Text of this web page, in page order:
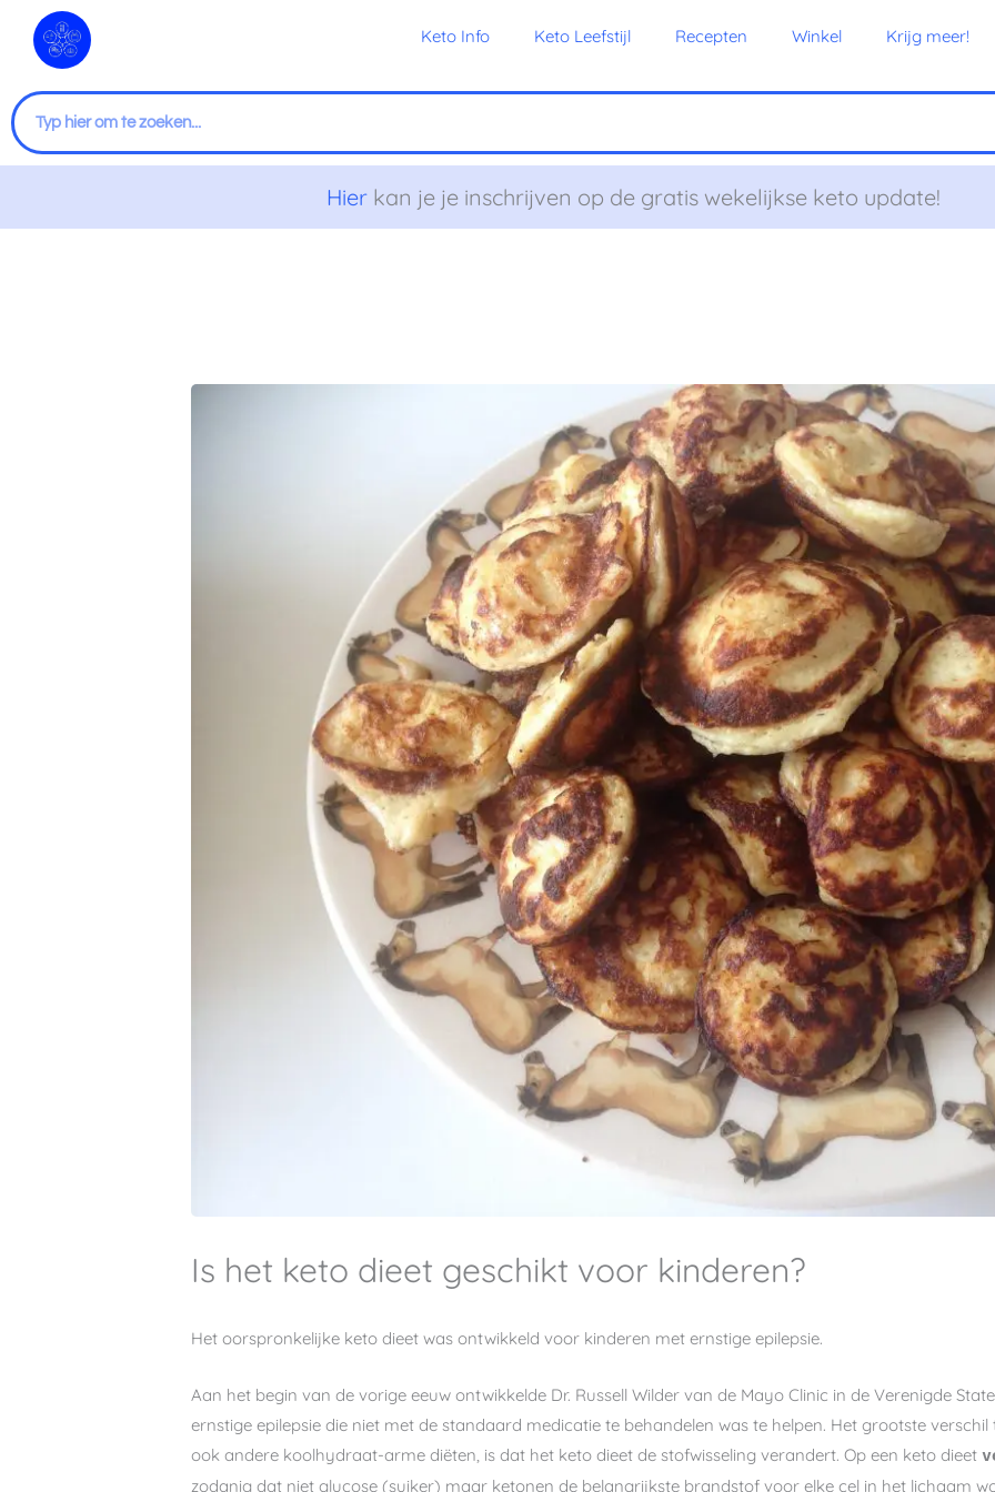
naar
inhoud
Keto Info Keto Leefstijl Recepten Winkel Krijg meer!
Zoeken
Hierkan je je inschrijven op de gratis wekelijkse keto update!
Is het keto dieet geschikt voor kinderen?
Het oorspronkelijke keto dieet was ontwikkeld voor kinderen met ernstige epilepsie.
Aan het begin van de vorige eeuw ontwikkelde Dr. Russell Wilder van de Mayo Clinic in de Verenigde
ernstige epilepsie die niet met de standaard medicatie te behandelen was te helpen. Het grootste
ook andere koolhydraat-arme diëten, is dat het keto dieet de stofwisseling verandert. Op een keto dieet
zodanig dat niet glucose (suiker) maar ketonen de belangrijkste brandstof voor elke cel in het lichaam